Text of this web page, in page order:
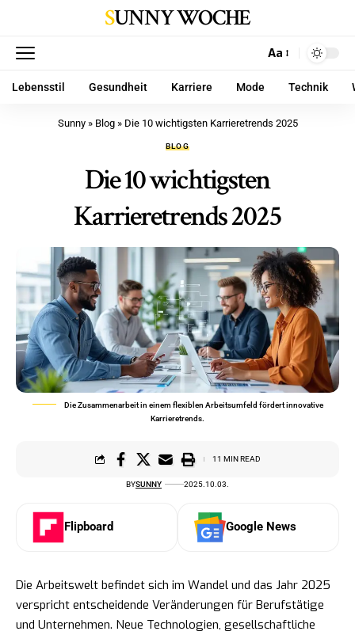
SUNNY WOCHE
Aa
Lebensstil Gesundheit Karriere Mode Technik
Sunny» Blog» Die 10 wichtigsten Karrieretrends 2025
BLOG
Die 10 wichtigsten
Karrieretrends 2025
Die Zusammenarbeit in einem flexiblen Arbeitsumfeld fördert innovative
Karrieretrends.
BYSUNNY 2025.10.03.
11 MIN READ
Flipboard Google News
Die Arbeitswelt befindet sich im Wandel und das Jahr 2025
verspricht entscheidende Veränderungen für Berufstätige
und Unternehmen. Neue Technologien, gesellschaftliche